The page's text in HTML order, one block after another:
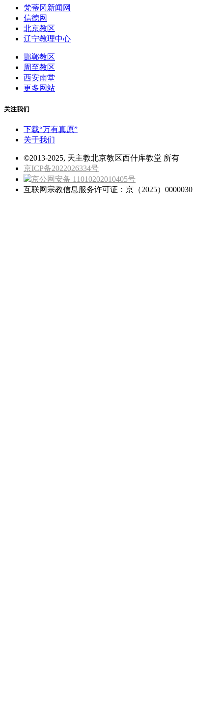
梵蒂冈新闻网
信德网
北京教区
辽宁教理中心
邯郸教区
周至教区
西安南堂
更多网站
关注我们
下载“万有真原”
关于我们
©2013-2025, 天主教北京教区西什库教堂 所有
京ICP备2022026334号
京公网安备 11010202010405号
互联网宗教信息服务许可证：京（2025）0000030